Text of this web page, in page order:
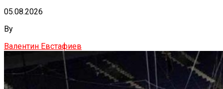
05.08.2026
By
Валентин Евстафиев